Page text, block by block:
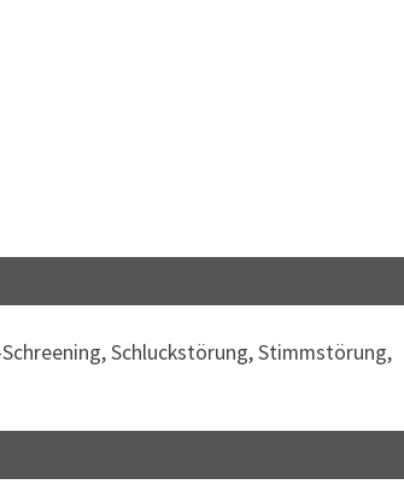
Schluckstörung, Stimmstörung,